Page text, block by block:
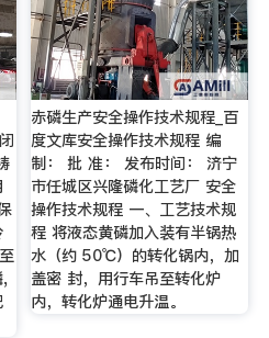
,
赤磷生产安全操作技术规程_百
度文库安全操作技术规程 编
制： 批 准： 发布时间： 济宁
市任城区兴隆磷化工艺厂 安全
操作技术规程 一、工艺技术规
程 将液态黄磷加入装有半锅热
水（约 50℃）的转化锅内，加
盖密 封，用行车吊至转化炉
内，转化炉通电升温。